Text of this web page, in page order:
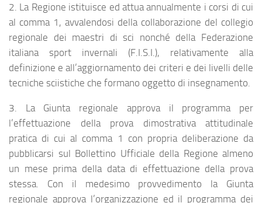
2. La Regione istituisce ed attua annualmente i corsi di cui
al comma 1, avvalendosi della collaborazione del collegio
regionale dei maestri di sci nonché della Federazione
italiana sport invernali (F.I.S.I.), relativamente alla
definizione e all’aggiornamento dei criteri e dei livelli delle
tecniche sciistiche che formano oggetto di insegnamento.
3. La Giunta regionale approva il programma per
l’effettuazione della prova dimostrativa attitudinale
pratica di cui al comma 1 con propria deliberazione da
pubblicarsi sul Bollettino Ufficiale della Regione almeno
un mese prima della data di effettuazione della prova
stessa. Con il medesimo provvedimento la Giunta
regionale approva l’organizzazione ed il programma dei